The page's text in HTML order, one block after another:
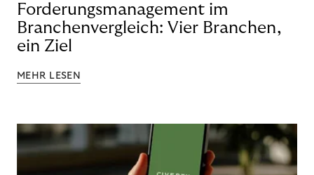
Forderungsmanagement im
Branchenvergleich: Vier Branchen,
ein Ziel
MEHR LESEN